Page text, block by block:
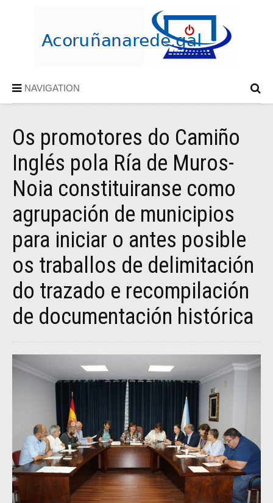
NAVIGATION
Os promotores do Camiño
Inglés pola Ría de Muros-
Noia constituiranse como
agrupación de municipios
para iniciar o antes posible
os traballos de delimitación
do trazado e recompilación
de documentación histórica